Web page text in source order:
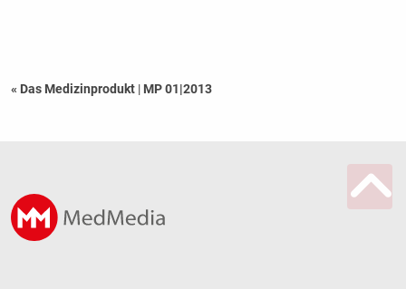
« Das Medizinprodukt | MP 01|2013